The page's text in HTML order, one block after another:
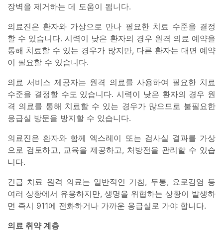
장벽을 제거하는 데 도움이 됩니다.
의료진은 환자와 가상으로 만나 필요한 치료 수준을 결정
할 수 있습니다. 시력이 낮은 환자의 경우 원격 의료 예약을
통해 치료할 수 있는 경우가 많지만, 다른 환자는 대면 예약
이 필요할 수 있습니다.
의료 서비스 제공자는 원격 의료를 사용하여 필요한 치료
수준을 결정할 수도 있습니다. 시력이 낮은 환자의 경우 원
격 의료를 통해 치료할 수 있는 경우가 많으므로 불필요한
응급실 방문을 방지할 수 있습니다.
의료진은 환자와 함께 엑스레이 또는 검사실 결과를 가상
으로 검토하고, 교육을 제공하고, 처방전을 관리할 수 있습
니다.
긴급 치료 원격 의료는 일반적인 기침, 두통, 요로감염 등
여러 상황에서 유용하지만, 생명을 위협하는 상황이 발생하
면 즉시 911에 전화하거나 가까운 응급실로 가야 합니다.
의료 취약 계층